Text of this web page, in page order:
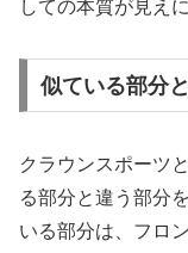
しての本質が見え
似ている部分
クラウンスポーツ
る部分と違う部分
いる部分は、フロ